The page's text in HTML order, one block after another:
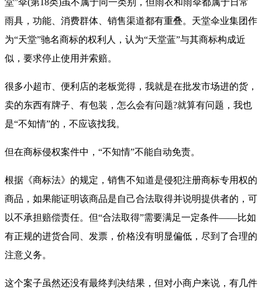
雨具，功能、消费群体、销售渠道都有重叠。天堂伞业集团作
为“天堂”驰名商标的权利人，认为“天堂蓝”与其商标构成近
似，要求停止使用并索赔。
很多小超市、便利店的老板觉得，我就是在批发市场进的货，
卖的东西有牌子、有包装，怎么会有问题?就算有问题，我也
是“不知情”的，不应该找我。
但在商标侵权案件中，“不知情”不能自动免责。
根据《商标法》的规定，销售不知道是侵犯注册商标专用权的
商品，如果能证明该商品是自己合法取得并说明提供者的，可
以不承担赔偿责任。但“合法取得”需要满足一定条件——比如
有正规的进货合同、发票，价格没有明显偏低，尽到了合理的
注意义务。
这个案子虽然还没有最终判决结果，但对小商户来说，有几件